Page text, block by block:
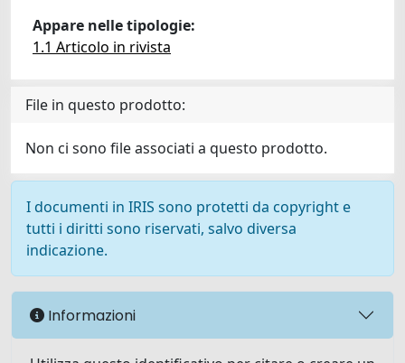
Appare nelle tipologie:
1.1 Articolo in rivista
File in questo prodotto:
Non ci sono file associati a questo prodotto.
I documenti in IRIS sono protetti da copyright e
tutti i diritti sono riservati, salvo diversa
indicazione.
Informazioni